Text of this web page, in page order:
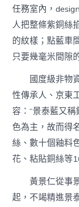
任務室內，
人把整條紫銅絲
的紋樣；點藍車
只要幾毫米間隙
國度級非物
性傳承人、京東
容：“景泰藍又
色為主，故而得
絲、數十個釉料
花、粘貼銅絲等
黃景仁從事
起，不竭精進景